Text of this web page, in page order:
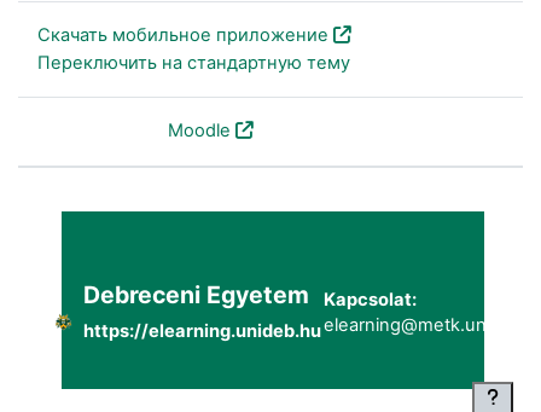
Скачать мобильное приложение
Переключить на стандартную тему
Moodle
Debreceni Egyetem
https://elearning.unideb.hu
Kapcsolat: